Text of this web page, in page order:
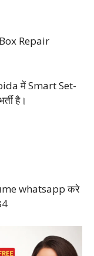
Repair
में Smart Set-
है।
whatsapp करे